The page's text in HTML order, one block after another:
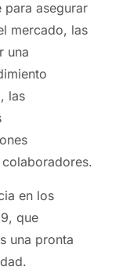
para asegurar
mercado, las
una
las
en los
que
una pronta